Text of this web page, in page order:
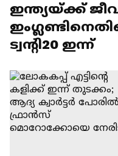
ഇന്ത്യയ്ക്ക്
ട്വന്റി20 ഇന്ന്